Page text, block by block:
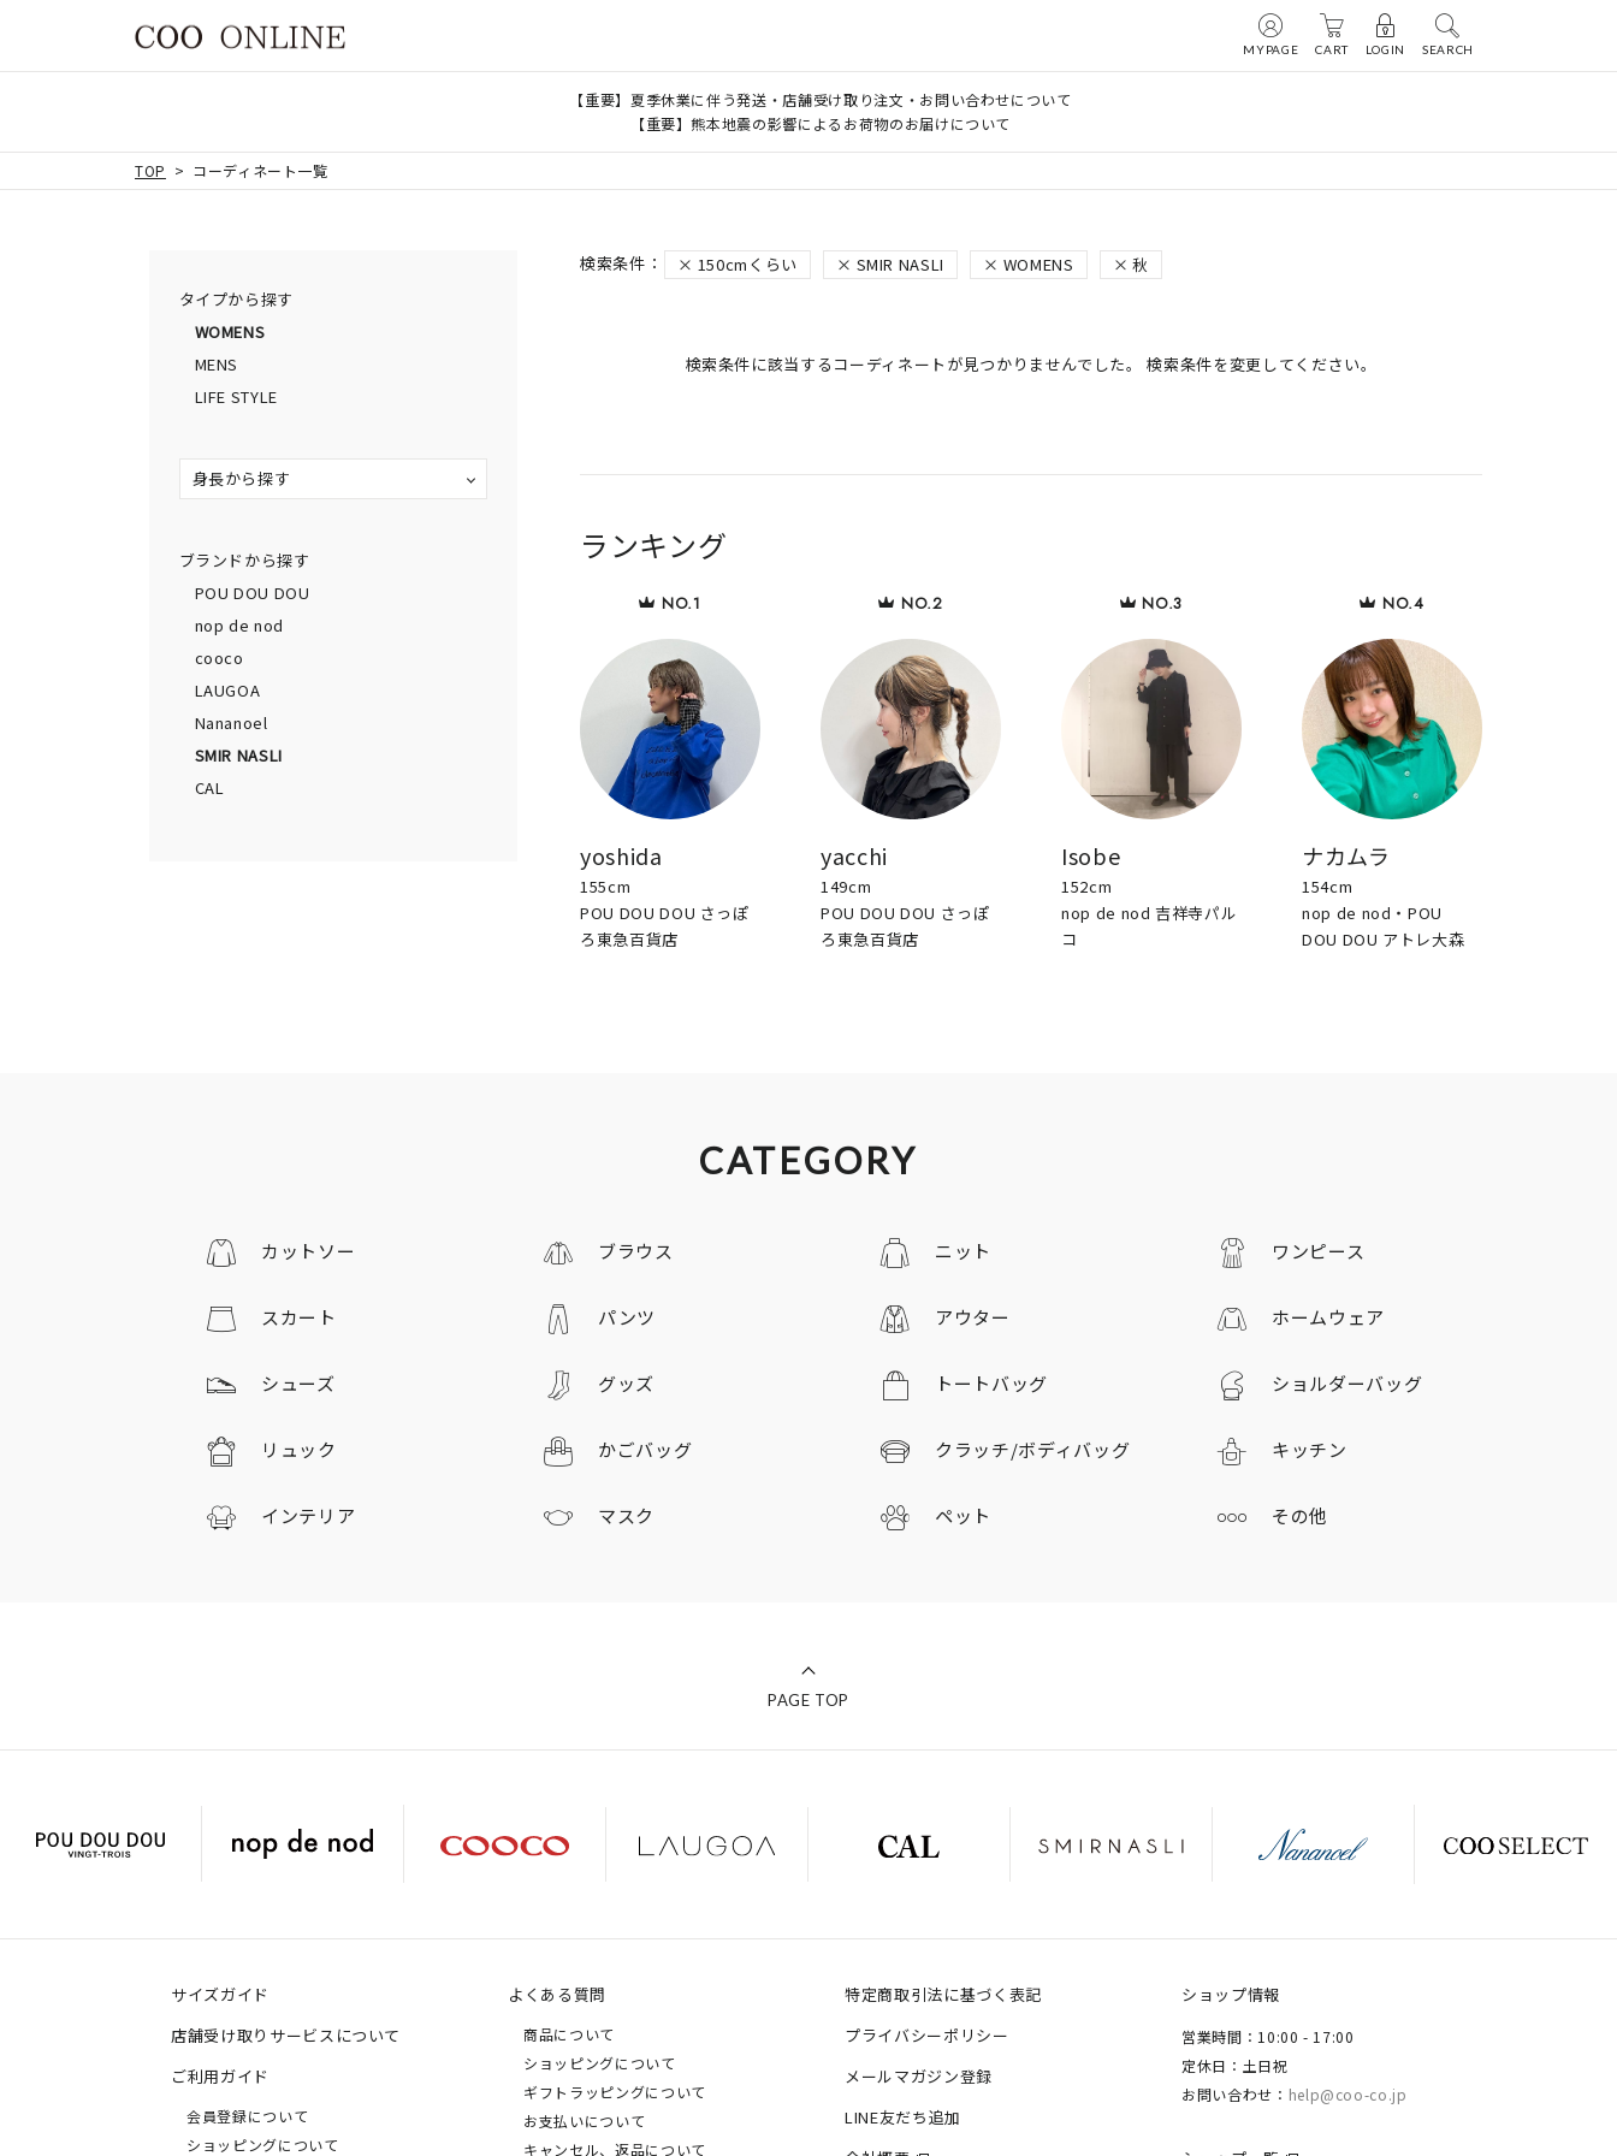
MYPAGE CART LOGIN SEARCH
【重要】夏季休業に伴う発送・店舗受け取り注文・お問い合わせについて
【重要】熊本地震の影響によるお荷物のお届けについて
TOP コーディネート一覧
タイプから探す
WOMENS
MENS
LIFE STYLE
身長から探す
ブランドから探す
POU DOU DOU
nop de nod
cooco
LAUGOA
Nananoel
SMIR NASLI
CAL
150cmくらい SMIR NASLI WOMENS 秋
検索条件に該当するコーディネートが見つかりませんでした。 検索条件を変更してください。
ランキング
yoshida
155cm
POU DOU DOU さっぽ
ろ東急百貨店
yacchi
149cm
POU DOU DOU さっぽ
ろ東急百貨店
Isobe
152cm
nop de nod 吉祥寺パル
コ
ナカムラ
154cm
nop de nod・POU
DOU DOU アトレ大森
CATEGORY
カットソー ブラウス ニット ワンピース
スカート パンツ アウター ホームウェア
シューズ グッズ トートバッグ ショルダーバッグ
リュック かごバッグ クラッチ/ボディバッグ キッチン
インテリア マスク ペット その他
PAGE TOP
サイズガイド
店舗受け取りサービスについて
ご利用ガイド
会員登録について
ショッピングについて
よくある質問
商品について
ショッピングについて
ギフトラッピングについて
お支払いについて
キャンセル、返品について
特定商取引法に基づく表記
プライバシーポリシー
メールマガジン登録
LINE友だち追加
ショップ情報
営業時間：10:00 - 17:00
定休日：土日祝
お問い合わせ： help@coo-co.jp